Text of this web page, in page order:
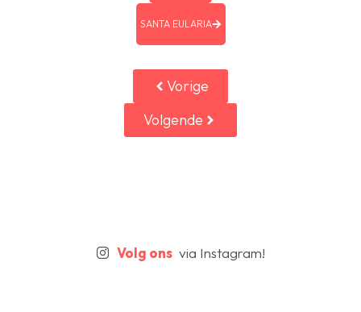
SANTA EULARIA
Vorige
Volgende
Volg onsvia Instagram!